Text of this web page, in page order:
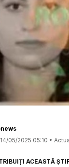
14/05/2025 05:10 •
ACEASTĂ